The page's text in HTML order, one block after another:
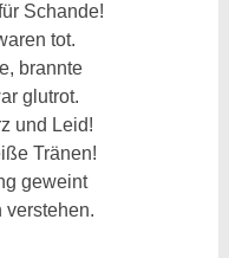
Schande!
tot.
brannte
glutrot.
und Leid!
Tränen!
geweint
verstehen.